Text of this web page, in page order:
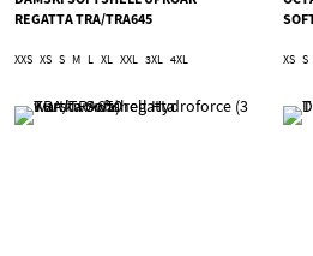
REGATTA TRA/TRA645
XXS XS S M L XL XXL 3XL 4XL XS S